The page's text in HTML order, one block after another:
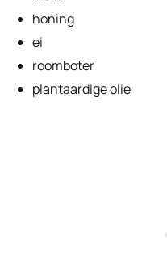
honing
ei
roomboter
plantaardige olie